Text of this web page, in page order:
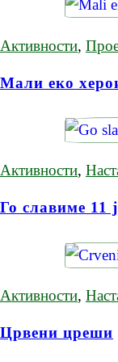
Активности,
Мали еко
Активности,
Го славиме 11
Активности,
Црвени цреши